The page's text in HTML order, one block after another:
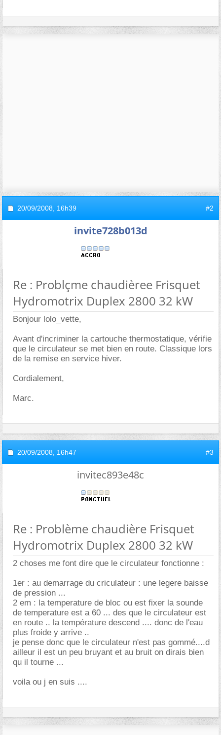
20/09/2008, 16h39 #2
invite728b013d
Re : Problçme chaudièree Frisquet
Hydromotrix Duplex 2800 32 kW
Bonjour lolo_vette,
Avant d'incriminer la cartouche thermostatique, vérifie
que le circulateur se met bien en route. Classique lors
de la remise en service hiver.
Cordialement,
Marc.
20/09/2008, 16h47 #3
invitec893e48c
Re : Problème chaudière Frisquet
Hydromotrix Duplex 2800 32 kW
2 choses me font dire que le circulateur fonctionne :
1er : au demarrage du criculateur : une legere baisse
de pression ...
2 em : la temperature de bloc ou est fixer la sounde
de temperature est a 60 ... des que le circulateur est
en route .. la température descend .... donc de l'eau
plus froide y arrive ..
je pense donc que le circulateur n'est pas gommé....d
ailleur il est un peu bruyant et au bruit on dirais bien
qu il tourne ...
voila ou j en suis ....